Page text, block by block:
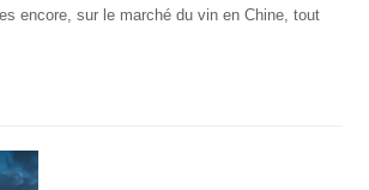
encore, sur le marché du vin en Chine, tout